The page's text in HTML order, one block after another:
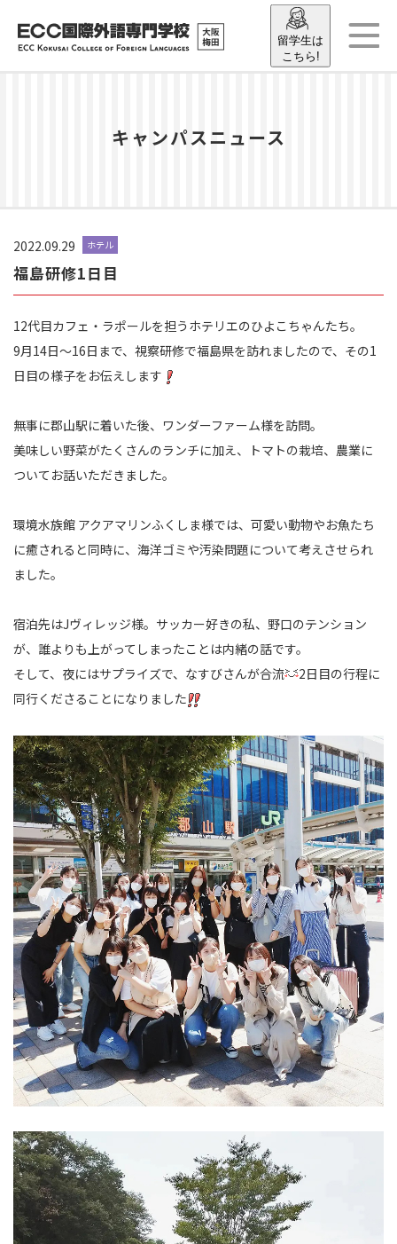
留学生は
こちら!
キャンパスニュース
2022.09.29 ホテル
福島研修1日目
12代目カフェ・ラポールを担うホテリエのひよこちゃんたち。
9月14日～16日まで、視察研修で福島県を訪れましたので、その1
日目の様子をお伝えします
無事に郡山駅に着いた後、ワンダーファーム様を訪問。
美味しい野菜がたくさんのランチに加え、トマトの栽培、農業に
ついてお話いただきました。
環境水族館 アクアマリンふくしま様では、可愛い動物やお魚たち
に癒されると同時に、海洋ゴミや汚染問題について考えさせられ
ました。
宿泊先はJヴィレッジ様。サッカー好きの私、野口のテンション
が、誰よりも上がってしまったことは内緒の話です。
そして、夜にはサプライズで、なすびさんが合流
2日目の行程に
同行くださることになりました